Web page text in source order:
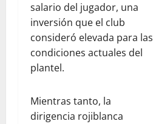
salario del jugador, una
inversión que el club
consideró elevada para las
condiciones actuales del
plantel.
Mientras tanto, la
dirigencia rojiblanca